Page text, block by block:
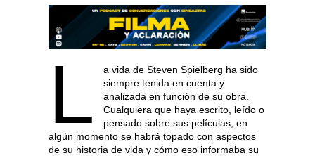
L
a vida de Steven Spielberg ha sido
siempre tenida en cuenta y
analizada en función de su obra.
Cualquiera que haya escrito, leído o
pensado sobre sus películas, en
algún momento se habrá topado con aspectos
de su historia de vida y cómo eso informaba su